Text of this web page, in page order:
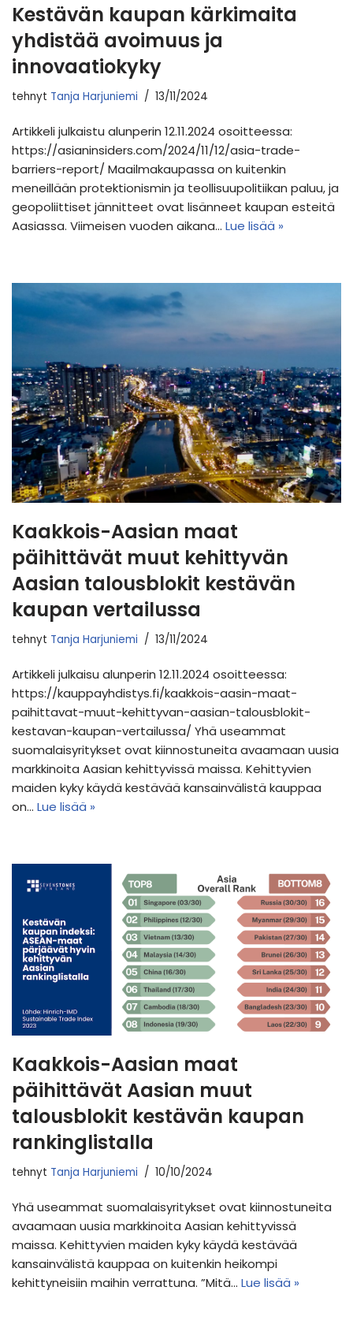
Kestävän kaupan kärkimaita
yhdistää avoimuus ja
innovaatiokyky
tehnyt Tanja Harjuniemi 13/11/2024
Artikkeli julkaistu alunperin 12.11.2024 osoitteessa:
https://asianinsiders.com/2024/11/12/asia-trade-
barriers-report/ Maailmakaupassa on kuitenkin
meneillään protektionismin ja teollisuupolitiikan paluu, ja
geopoliittiset jännitteet ovat lisänneet kaupan esteitä
Aasiassa. Viimeisen vuoden aikana… Lue lisää »
Kaakkois-Aasian maat
päihittävät muut kehittyvän
Aasian talousblokit kestävän
kaupan vertailussa
tehnyt Tanja Harjuniemi 13/11/2024
Artikkeli julkaisu alunperin 12.11.2024 osoitteessa:
https://kauppayhdistys.fi/kaakkois-aasin-maat-
paihittavat-muut-kehittyvan-aasian-talousblokit-
kestavan-kaupan-vertailussa/ Yhä useammat
suomalaisyritykset ovat kiinnostuneita avaamaan uusia
markkinoita Aasian kehittyvissä maissa. Kehittyvien
maiden kyky käydä kestävää kansainvälistä kauppaa
on… Lue lisää »
Kaakkois-Aasian maat
päihittävät Aasian muut
talousblokit kestävän kaupan
rankinglistalla
tehnyt Tanja Harjuniemi 10/10/2024
Yhä useammat suomalaisyritykset ovat kiinnostuneita
avaamaan uusia markkinoita Aasian kehittyvissä
maissa. Kehittyvien maiden kyky käydä kestävää
kansainvälistä kauppaa on kuitenkin heikompi
kehittyneisiin maihin verrattuna. ”Mitä… Lue lisää »